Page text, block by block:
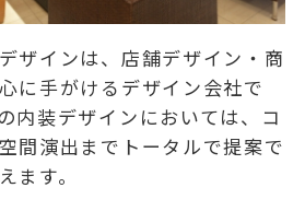
ザインは、店舗デザイン・商
に手がけるデザイン会社で
内装デザインにおいては、コ
間演出までトータルで提案で
ます。